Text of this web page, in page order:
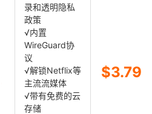
录和透明隐私
政策
√内置
WireGuard协
议
√解锁Netflix等
主流流媒体
√带有免费的云
存储
$3.79